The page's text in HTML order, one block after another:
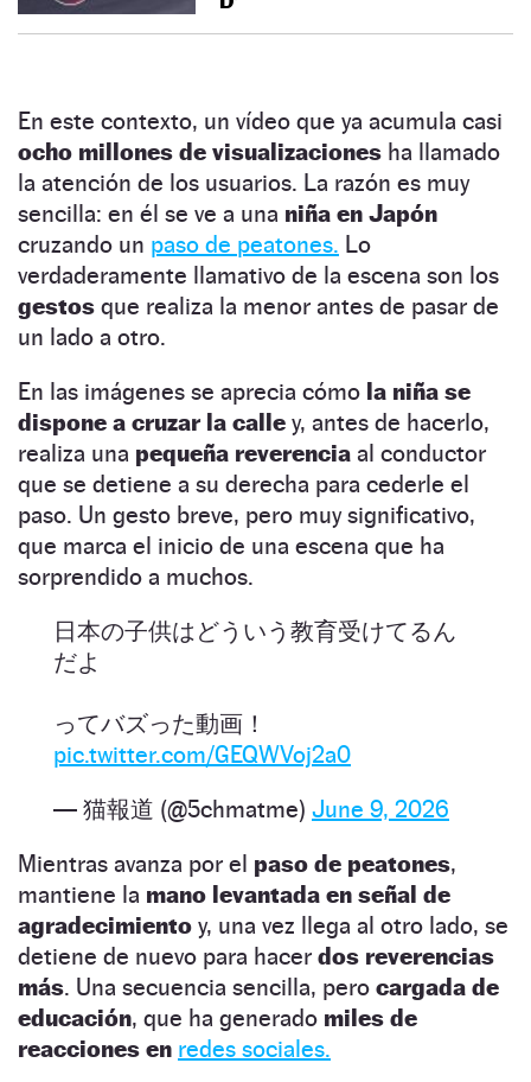
En este contexto, un vídeo que ya acumula casi
ocho millones de visualizaciones ha llamado
la atención de los usuarios. La razón es muy
sencilla: en él se ve a una niña en Japón
cruzando un paso de peatones. Lo
verdaderamente llamativo de la escena son los
gestos que realiza la menor antes de pasar de
un lado a otro.
En las imágenes se aprecia cómo la niña se
dispone a cruzar la calle y, antes de hacerlo,
realiza una pequeña reverencia al conductor
que se detiene a su derecha para cederle el
paso. Un gesto breve, pero muy significativo,
que marca el inicio de una escena que ha
sorprendido a muchos.
日本の子供はどういう教育受けてるん
だよ
ってバズった動画！
pic.twitter.com/GEQWVoj2a0
— 猫報道 (@5chmatme) June 9, 2026
Mientras avanza por el paso de peatones,
mantiene la mano levantada en señal de
agradecimiento y, una vez llega al otro lado, se
detiene de nuevo para hacer dos reverencias
más. Una secuencia sencilla, pero cargada de
educación, que ha generado miles de
reacciones en redes sociales.